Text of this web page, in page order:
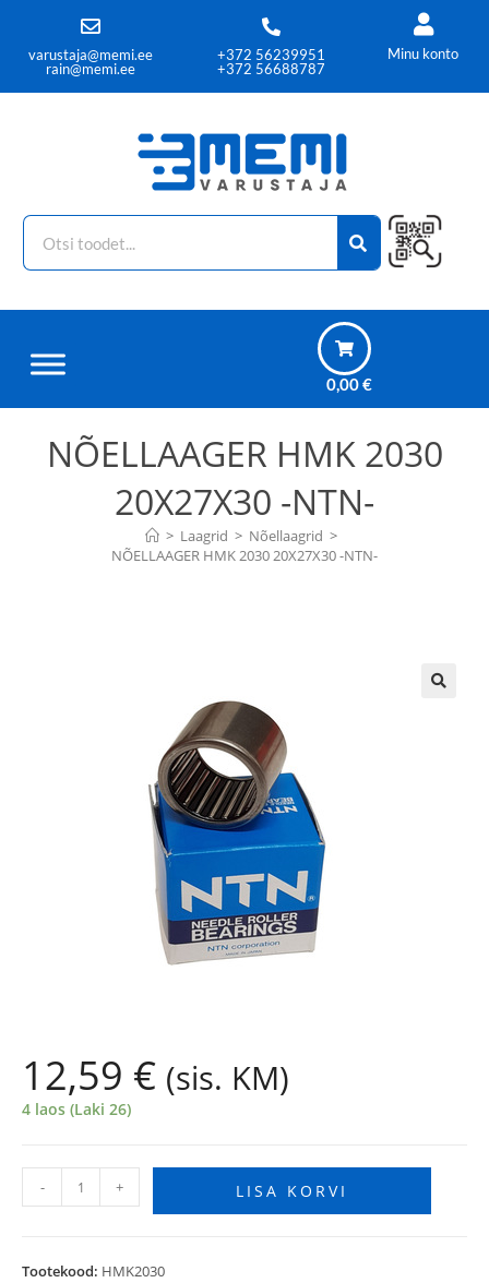
varustaja@memi.ee
rain@memi.ee
+372 56239951
+372 56688787
Minu konto
0,00€
NÕELLAAGER HMK 2030
20X27X30 -NTN-
> Laagrid > Nõellaagrid >
NÕELLAAGER HMK 2030 20X27X30 -NTN-
12,59 € (sis. KM)
4 laos (Laki 26)
- + LISA KORVI
Tootekood: HMK2030